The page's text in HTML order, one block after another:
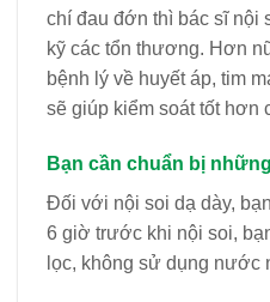
chí đau đớn thì bác sĩ nội
kỹ các tổn thương. Hơn
bệnh lý về huyết áp, tim
sẽ giúp kiểm soát tốt hơn
Bạn cần chuẩn bị
Đối với nội soi dạ dày,
6 giờ trước khi nội soi,
lọc, không sử dụng